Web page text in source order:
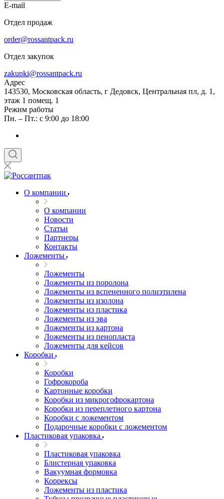
E-mail
Отдел продаж
order@rossantpack.ru
Отдел закупок
zakupki@rossantpack.ru
Адрес
143530, Московская область, г Дедовск, Центральная пл, д. 1,
этаж 1 помещ. 1
Режим работы
Пн. – Пт.: с 9:00 до 18:00
О компании
О компании
Новости
Статьи
Партнеры
Контакты
Ложементы
Ложементы
Ложементы из поролона
Ложементы из вспененного полиэтилена
Ложементы из изолона
Ложементы из пластика
Ложементы из эва
Ложементы из картона
Ложементы из пенопласта
Ложементы для кейсов
Коробки
Коробки
Гофрокороба
Картонные коробки
Коробки из микрогофрокартона
Коробки из переплетного картона
Коробки с ложементом
Подарочные коробки с ложементом
Пластиковая упаковка
Пластиковая упаковка
Блистерная упаковка
Вакуумная формовка
Коррексы
Ложементы из пластика